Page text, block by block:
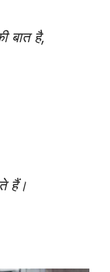
बात है,
हैं।